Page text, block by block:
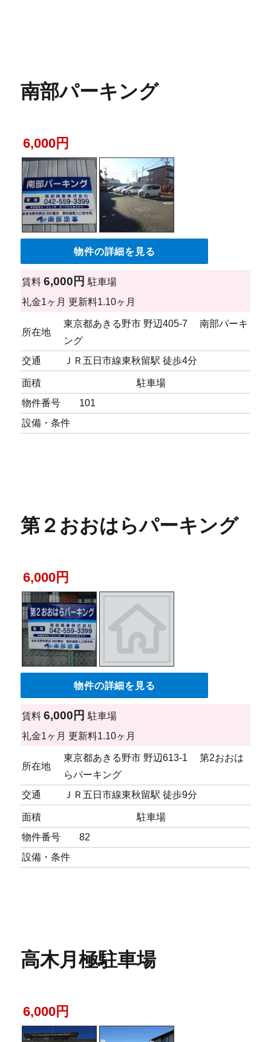
南部パーキング
6,000円
物件の詳細を見る
賃料 6,000円駐車場
礼金1ヶ月 更新料1.10ヶ月
所在地
東京都あきる野市 野辺405-7 南部パーキ
ング
交通
ＪＲ五日市線東秋留駅 徒歩4分
面積
駐車場
物件番号
101
設備・条件
第２おおはらパーキング
6,000円
物件の詳細を見る
賃料 6,000円駐車場
礼金1ヶ月 更新料1.10ヶ月
所在地
東京都あきる野市 野辺613-1 第2おおは
らパーキング
交通
ＪＲ五日市線東秋留駅 徒歩9分
面積
駐車場
物件番号
82
設備・条件
高木月極駐車場
6,000円